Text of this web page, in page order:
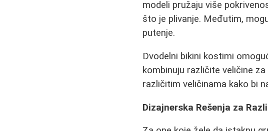
modeli pružaju više
što je plivanje. Međutim,
putenje.
Dvodelni bikini kostimi
kombinuju različite veličine
različitim veličinama kako bi
Dizajnerska Rešenja za